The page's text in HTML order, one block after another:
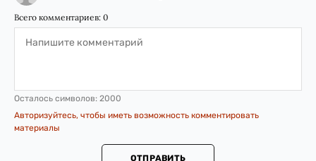
Всего комментариев: 0
Осталось символов: 2000
Авторизуйтесь, чтобы иметь возможность комментировать
материалы
ОТПРАВИТЬ